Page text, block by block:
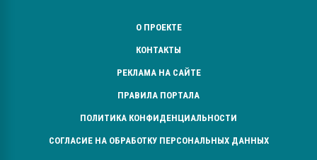
О ПРОЕКТЕ
КОНТАКТЫ
РЕКЛАМА НА САЙТЕ
ПРАВИЛА ПОРТАЛА
ПОЛИТИКА КОНФИДЕНЦИАЛЬНОСТИ
СОГЛАСИЕ НА ОБРАБОТКУ ПЕРСОНАЛЬНЫХ ДАННЫХ